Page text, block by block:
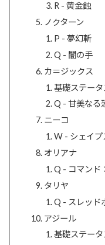
R - 黄金蝕
ノクターン
P - 夢幻斬
Q - 闇の手
カ＝ジックス
基礎ステータ
Q - 甘美なる
ニーコ
W - シェイプ
オリアナ
Q - コマンド
タリヤ
Q - スレッド
アジール
基礎ステータ